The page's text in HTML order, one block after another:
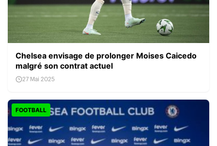
Chelsea envisage de prolonger Moises Caicedo
malgré son contrat actuel
27 Mai 2025
FOOTBALL